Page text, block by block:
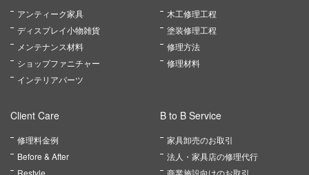
アンティーク家具
ディスプレイ小物雑貨
メンテナンス材料
ショップファニチャー
インテリアパーツ
木工修理工程
塗装修理工程
修理方法
修理材料
Client Care
修理料金例
Before & After
B to B Service
家具卸売のお取引
法人・家具店の修理代行